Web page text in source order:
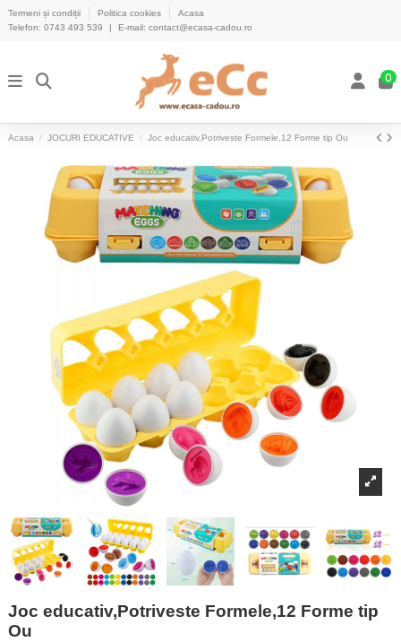
Termeni și condiții Politica cookies
Acasa
Telefon: 0743 493 539 | E-mail: contact@ecasa-cadou.ro
0
Acasa JOCURI EDUCATIVE Joc educativ,Potriveste Formele,12 Forme tip Ou
Joc educativ,Potriveste Formele,12 Forme tip
Ou